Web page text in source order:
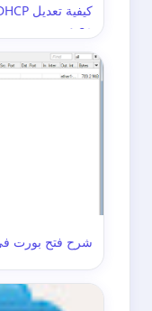
مصور
شرح فتح بورت في